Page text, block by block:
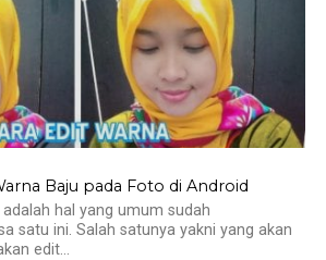
Baju pada Foto di Android
hal yang umum sudah
satu ini. Salah satunya yakni yang akan
edit...